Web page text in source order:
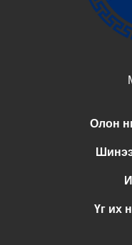
Олон
Үг их